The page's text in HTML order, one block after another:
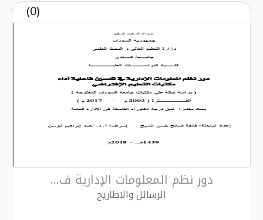
دور نظم المعلومات الإدارية ف...
الرسائل والاطاريح